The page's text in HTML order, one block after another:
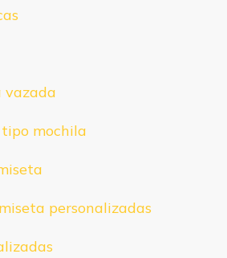
vazada
mochila
personalizadas